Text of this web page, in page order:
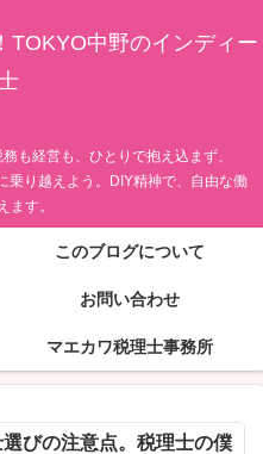
TOKYO中野のインディー
も経営も、ひとりで抱え込まず、
乗り越えよう。DIY精神で、自由な働
ます。
このブログについて
お問い合わせ
マエカワ税理士事務所
びの注意点。税理士の僕